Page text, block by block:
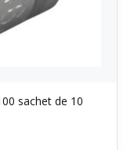
sachet de 10